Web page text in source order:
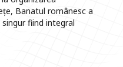
Banatul românesc a
fiind integral